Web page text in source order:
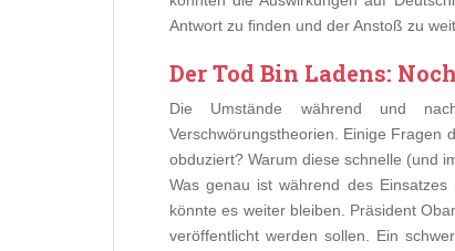
Antwort zu finden und der Anstoß zu
Der Tod Bin Ladens:
Die Umstände während und
Verschwörungstheorien. Einige Fragen
obduziert? Warum diese schnelle (und
Was genau ist während des
könnte es weiter bleiben. Präsident
veröffentlicht werden sollen. Ein